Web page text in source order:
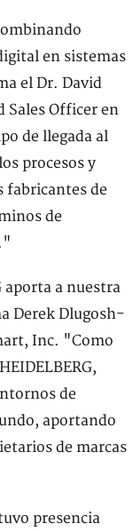
en sistemas
el Dr. David
Sales Officer en
de llegada al
procesos y
fabricantes de
de
aporta a nuestra
Derek Dlugosh-
Inc. "Como
de
aportando
de marcas
presencia